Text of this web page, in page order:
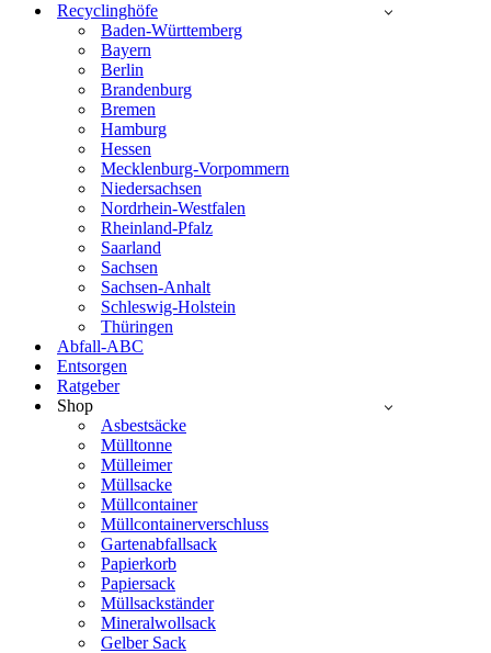
Recyclinghöfe
Baden-Württemberg
Bayern
Berlin
Brandenburg
Bremen
Hamburg
Hessen
Mecklenburg-Vorpommern
Niedersachsen
Nordrhein-Westfalen
Rheinland-Pfalz
Saarland
Sachsen
Sachsen-Anhalt
Schleswig-Holstein
Thüringen
Abfall-ABC
Entsorgen
Ratgeber
Shop
Asbestsäcke
Mülltonne
Mülleimer
Müllsacke
Müllcontainer
Müllcontainerverschluss
Gartenabfallsack
Papierkorb
Papiersack
Müllsackständer
Mineralwollsack
Gelber Sack